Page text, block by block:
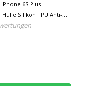
iPhone 6S Plus
Silikon TPU Anti-